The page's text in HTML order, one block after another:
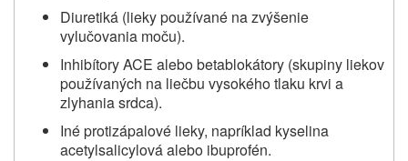
Diuretiká (lieky používané na zvýšenie
vylučovania moču).
Inhibítory ACE alebo betablokátory (skupiny liekov
používaných na liečbu vysokého tlaku krvi a
zlyhania srdca).
Iné protizápalové lieky, napríklad kyselina
acetylsalicylová alebo ibuprofén.